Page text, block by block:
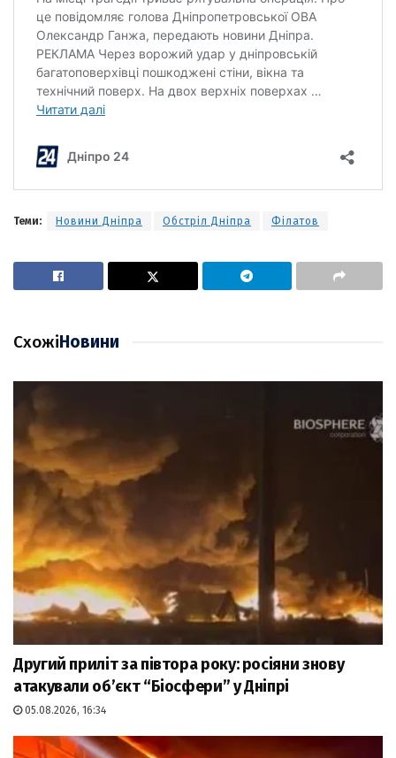
Теми: Новини Дніпра Обстріл Дніпра Філатов
СхожіНовини
Другий приліт за півтора року: росіяни знову
атакували об’єкт “Біосфери” у Дніпрі
05.08.2026, 16:34